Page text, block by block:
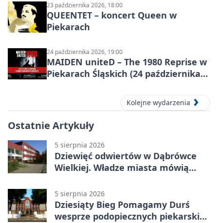
23 października 2026, 18:00
QUEENTET – koncert Queen w
Piekarach
24 października 2026, 19:00
MAIDEN uniteD – The 1980 Reprise w
Piekarach Śląskich (24 października
Kolejne wydarzenia
Ostatnie Artykuły
5 sierpnia 2026
Dziewięć odwiertów w Dąbrówce
Wielkiej. Władze miasta mówią
5 sierpnia 2026
Dziesiąty Bieg Pomagamy Durś
wesprze podopiecznych piekarskich